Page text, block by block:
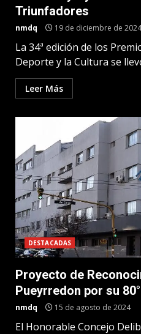
Triunfadores
nmdq 19 de diciembre de 2024
La 34ª edición de los
Deporte y la Cultura se
Leer Más
DESTACADAS
Proyecto de
Pueyrredon por su
nmdq 15 de agosto de 2024
El Honorable Concejo